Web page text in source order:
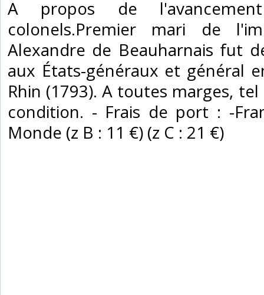
‎A propos de
colonels.Premier mari de
Alexandre de Beauharnais fut
aux États-généraux et général
Rhin (1793). A toutes marges,
condition. - Frais de port : -
Monde (z B : 11 €) (z C : 21 €) ‎